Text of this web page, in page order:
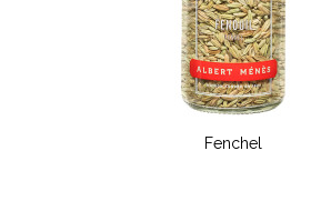
Fenchel